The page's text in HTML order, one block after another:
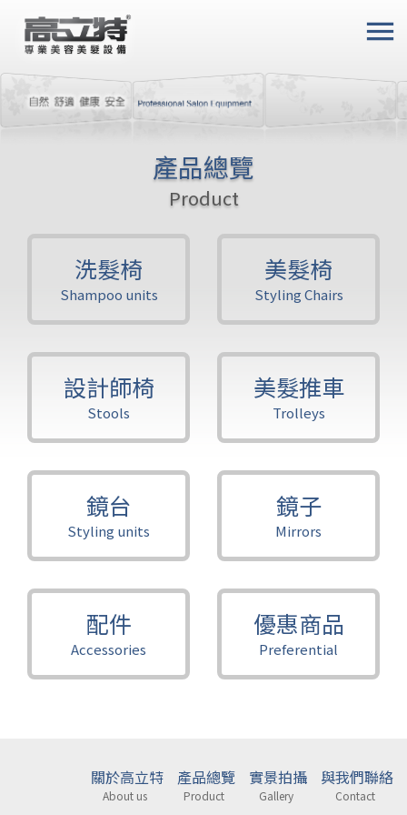
menu
產品總覽
Product
洗髮椅
Shampoo units
美髮椅
Styling Chairs
設計師椅
Stools
美髮推車
Trolleys
鏡台
Styling units
鏡子
Mirrors
配件
Accessories
優惠商品
Preferential
關於高立特
About us
產品總覽
Product
實景拍攝
Gallery
與我們聯絡
Contact